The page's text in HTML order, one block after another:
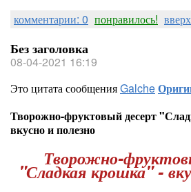
комментарии: 0 понравилось!
Без заголовка
08-04-2021 16:19
Это цитата сообщенияGalche
Творожно-фруктовый десерт
вкусно и полезно
Творожно-
"Сладкая крошка" -